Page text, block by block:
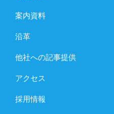
案内資料
沿革
他社への記事提供
アクセス
採用情報